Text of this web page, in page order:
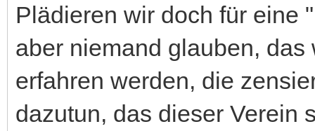
Plädieren wir doch für eine
aber niemand glauben,
erfahren werden, die
dazutun, das dieser Verein